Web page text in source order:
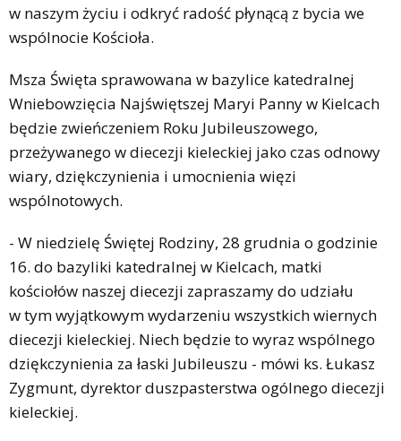
w naszym życiu i odkryć radość płynącą z bycia we
wspólnocie Kościoła.
Msza Święta sprawowana w bazylice katedralnej
Wniebowzięcia Najświętszej Maryi Panny w Kielcach
będzie zwieńczeniem Roku Jubileuszowego,
przeżywanego w diecezji kieleckiej jako czas odnowy
wiary, dziękczynienia i umocnienia więzi
wspólnotowych.
- W niedzielę Świętej Rodziny, 28 grudnia o godzinie
16. do bazyliki katedralnej w Kielcach, matki
kościołów naszej diecezji zapraszamy do udziału
w tym wyjątkowym wydarzeniu wszystkich wiernych
diecezji kieleckiej. Niech będzie to wyraz wspólnego
dziękczynienia za łaski Jubileuszu - mówi ks. Łukasz
Zygmunt, dyrektor duszpasterstwa ogólnego diecezji
kieleckiej.